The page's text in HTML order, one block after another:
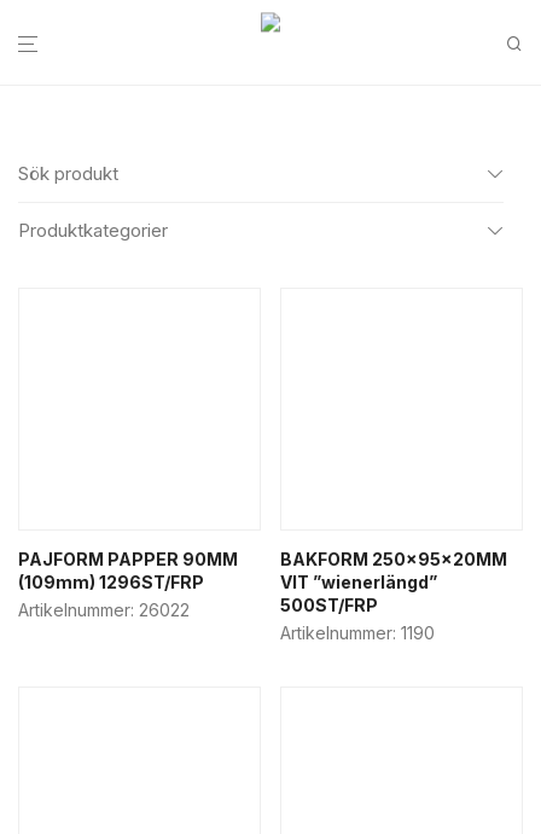
Sök produkt
Produktkategorier
Dagligvaruhandel
Bageri övrigt
PAJFORM PAPPER 90MM
(109mm) 1296ST/FRP
Artikelnummer: 26022
BAKFORM 250x95x20MM
VIT ”wienerlängd”
500ST/FRP
Artikelnummer: 1190